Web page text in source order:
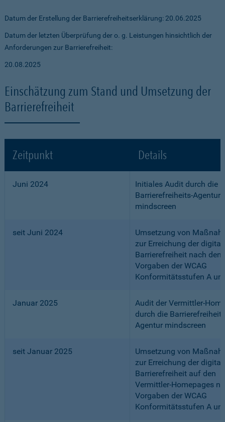
Datum der Erstellung der Barrierefreiheitserklärung: 20.06.2025
Datum der letzten Überprüfung der o. g. Leistungen hinsichtlich der
Anforderungen zur Barrierefreiheit:
20.08.2025
Einschätzung zum Stand und Umsetzung der
Barrierefreiheit
Zeitpunkt Details
Juni 2024
Initiales Audit durch die
Barrierefreiheits-Agentur
mindscreen
seit Juni 2024
Umsetzung von
zur Erreichung der
Barrierefreiheit nach den
Vorgaben der WCAG
Konformitätsstufen A
Januar 2025
Audit der Vermittler-
durch die
Agentur mindscreen
seit Januar 2025
Umsetzung von
zur Erreichung der
Barrierefreiheit auf den
Vermittler-Homepages
Vorgaben der WCAG
Konformitätsstufen A